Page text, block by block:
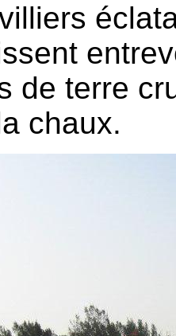
de terre
chaux.